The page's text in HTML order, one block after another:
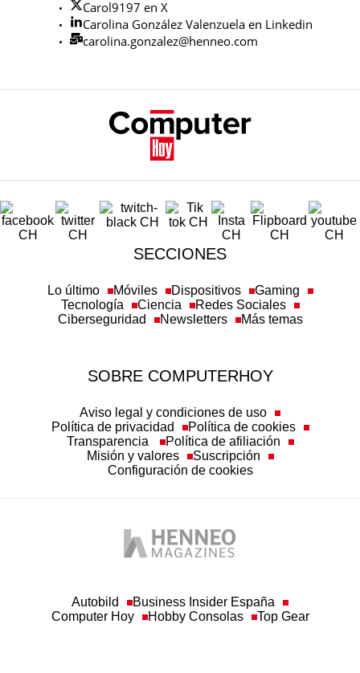
Carol9197 en X
Carolina González Valenzuela en Linkedin
carolina.gonzalez@henneo.com
SECCIONES
Móviles Dispositivos
Aviso legal y condiciones de uso
Misión y valores
Suscripción
Configuración de cookies
Business Insider España